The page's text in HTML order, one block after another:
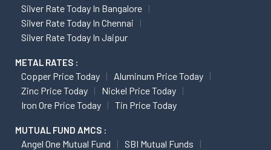
Silver Rate Today In Bangalore
Silver Rate Today In Chennai
Silver Rate Today In Jaipur
METAL RATES :
Copper Price Today
Aluminum Price Today
Zinc Price Today
Nickel Price Today
Iron Ore Price Today
Tin Price Today
MUTUAL FUND AMCS :
Angel One Mutual Fund
SBI Mutual Funds